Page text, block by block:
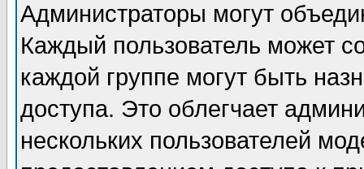
Администраторы могут
Каждый пользователь может
каждой группе могут быть
доступа. Это облегчает
нескольких пользователей